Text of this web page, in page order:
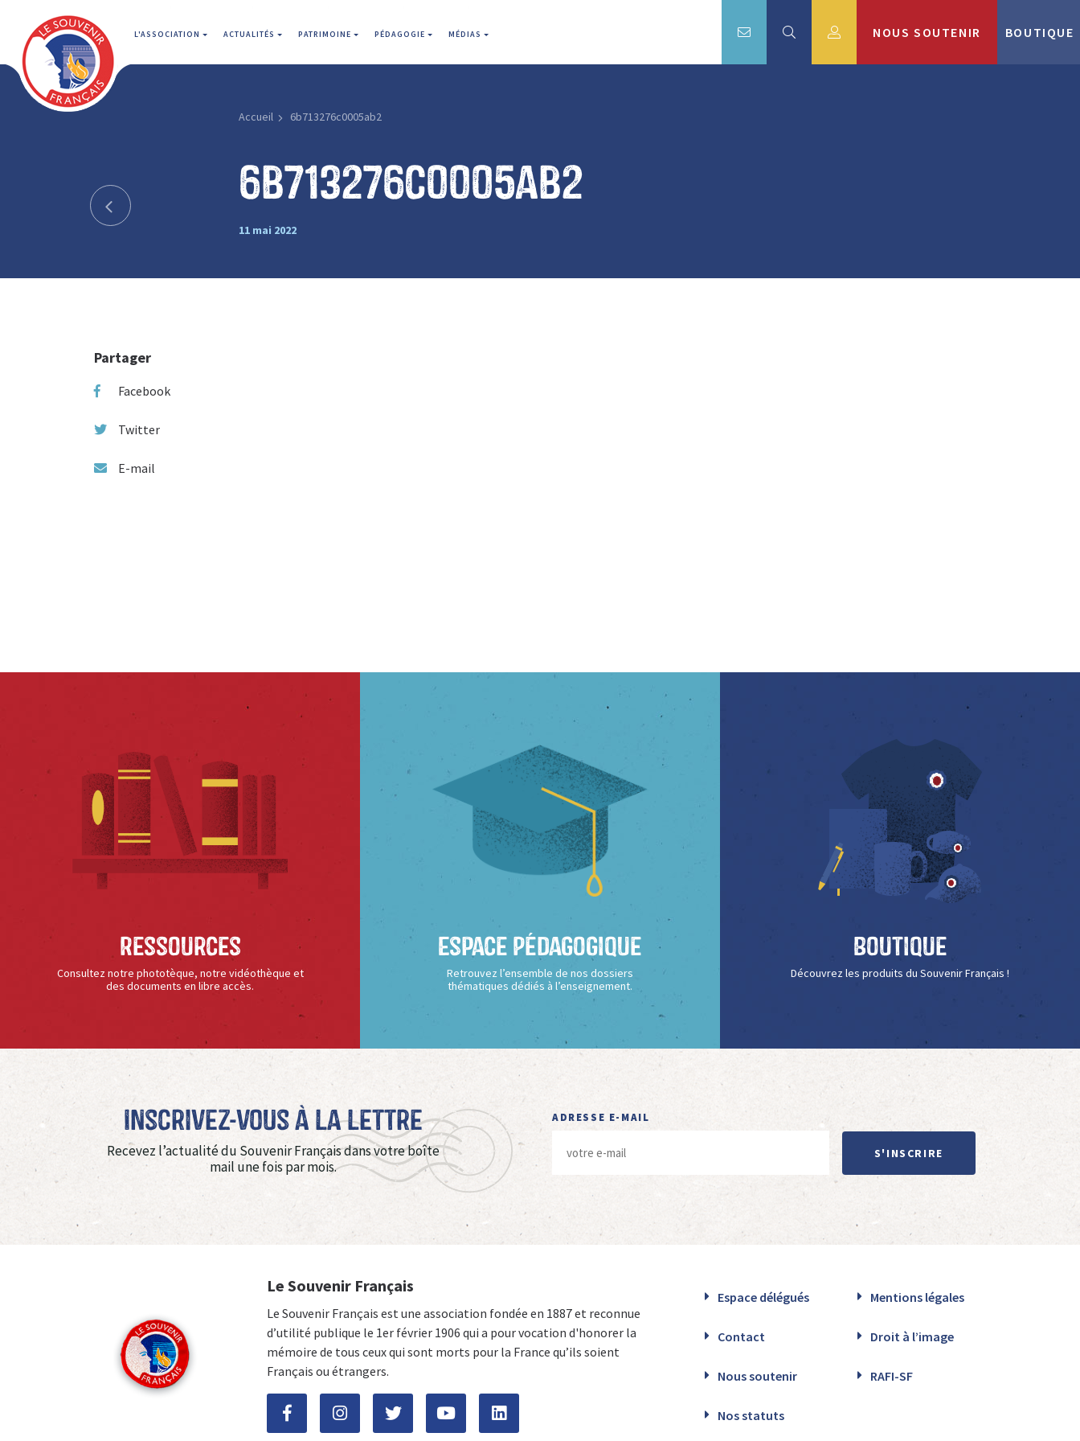
L'ASSOCIATION ACTUALITÉS PATRIMOINE PÉDAGOGIE MÉDIAS NOUS SOUTENIR BOUTIQUE
Accueil 6b713276c0005ab2
6b713276c0005ab2
11 mai 2022
Partager
Facebook
Twitter
E-mail
Ressources
Consultez notre phototèque, notre vidéothèque et
des documents en libre accès.
Espace Pédagogique
Retrouvez l’ensemble de nos dossiers
thématiques dédiés à l’enseignement.
Boutique
Découvrez les produits du Souvenir Français !
Inscrivez-vous à La Lettre
Recevez l’actualité du Souvenir Français dans votre boîte
mail une fois par mois.
ADRESSE E-MAIL
S'INSCRIRE
Le Souvenir Français
Le Souvenir Français est une association fondée en 1887 et reconnue
d’utilité publique le 1er février 1906 qui a pour vocation d'honorer la
mémoire de tous ceux qui sont morts pour la France qu’ils soient
Français ou étrangers.
Espace délégués Mentions légales
Contact Droit à l’image
Nous soutenir RAFI-SF
Nos statuts